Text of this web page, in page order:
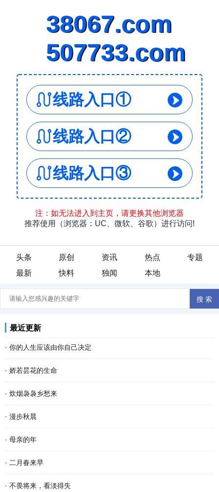
头条 原创 资讯 热点
专题
最新
快料 独闻 本地
最近更新
· 你的人生应该由你自己决定
看过一段话：“这个世界，没有任何一条规定，要你必须温柔开朗，要
你必须善解人意。你就做你自己，奇怪一点也不要紧，做得不是很好
也不要紧。因为做自己这件事，不会有人比你...
· 娇若昙花的生命
今早开门，我家的那只土黄色的小狗静静地平躺在马路的中间，它死
了。这个幼小的 快乐 的生命就这样消亡了，我的心忽然被揪住的感
觉。 对于这个小生命的到来，很是偶然。约两个...
· 炊烟袅袅乡愁来
在城里 生活 久了，我会觉得累，便到城郊漫步散心。忽然，看见农家
屋顶炊烟袅袅，久违之余，乡愁也就陡然升腾，渐渐浓烈起来。 “炊
烟是有灵性的，不信，你看嘛！”记得这是母...
· 漫步秋晨
清早，薄雾浓云，东方的天空仍有一抹儿亮色，远远的路灯像点点闪
烁的疏星，马路像是一条霓虹般的隧道，朦胧而幽深，微风吹来，空
气还是那般清凉甜爽。此时已经有紧张晨扫的人...
· 母亲的年
老舍曾说，人，即使活到八九十岁，有母亲便可以多少还有点孩子
气，有母亲的人，心里是安定的。 一转眼，母亲离开我们已经整整七
· 二月春来早
二月的大地，已过立春节气，这就是春天了。 只是春风料峭，倒春寒
· 不畏将来，看淡得失